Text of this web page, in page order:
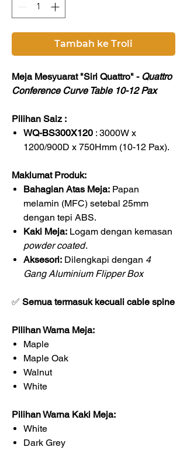
Tambah ke Troli
Meja Mesyuarat "Siri Quattro" -Quattro
Conference Curve Table 10-12 Pax
Pilihan Saiz :
WQ-BS300X120 : 3000W x
1200/900D x 750Hmm (10-12 Pax).
Maklumat Produk:
Bahagian Atas Meja: Papan
melamin (MFC) setebal 25mm
dengan tepi ABS.
Kaki Meja: Logam dengan kemasan
powder coated.
Aksesori: Dilengkapi dengan 4
Gang Aluminium Flipper Box
✅ Semua termasuk kecuali cable spine
Pilihan Warna Meja:
Maple
Maple Oak
Walnut
White
Pilihan Warna Kaki Meja:
White
Dark Grey